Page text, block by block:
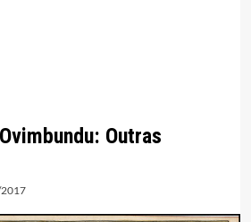
Outras